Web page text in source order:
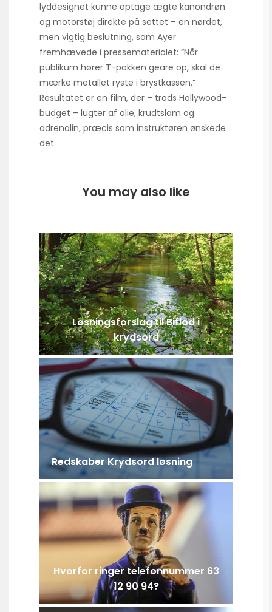
lyddesignet kunne optage ægte kanon­drøn
og motorstøj direkte på settet – en nørdet,
men vigtig beslutning, som Ayer
fremhævede i presse­materialet: “Når
publikum hører T-pakken geare op, skal de
mærke metallet ryste i brystkassen.”
Resultatet er en film, der – trods Hollywood-
budget – lugter af olie, krudtslam og
adrenalin, præcis som instruktøren ønskede
det.
You may also like
Løsningsforslag til Biflod i
krydsord
Redskaber Krydsord løsning
Hvorfor ringer telefonnummer 63
12 90 94?